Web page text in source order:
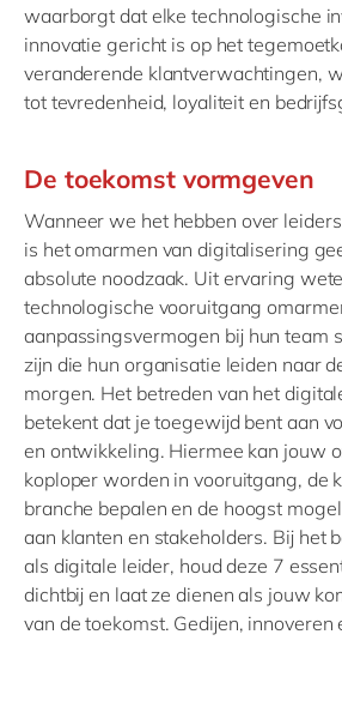
waarborgt dat elke technologische
innovatie gericht is op het
veranderende klantverwachtingen,
tot tevredenheid, loyaliteit en
De toekomst vormgeven
Wanneer we het hebben over
is het omarmen van digitalisering
absolute noodzaak. Uit ervaring
technologische vooruitgang
aanpassingsvermogen bij hun team
zijn die hun organisatie leiden naar
morgen. Het betreden van het
betekent dat je toegewijd bent aan
en ontwikkeling. Hiermee kan jouw
koploper worden in vooruitgang, de
branche bepalen en de hoogst
aan klanten en stakeholders. Bij het
als digitale leider, houd deze 7
dichtbij en laat ze dienen als jouw
van de toekomst. Gedijen,